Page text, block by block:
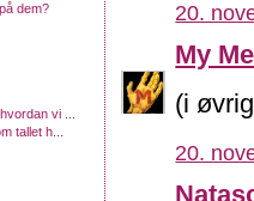
20.
My
(i
20.
dem?
vi ...
tallet h...